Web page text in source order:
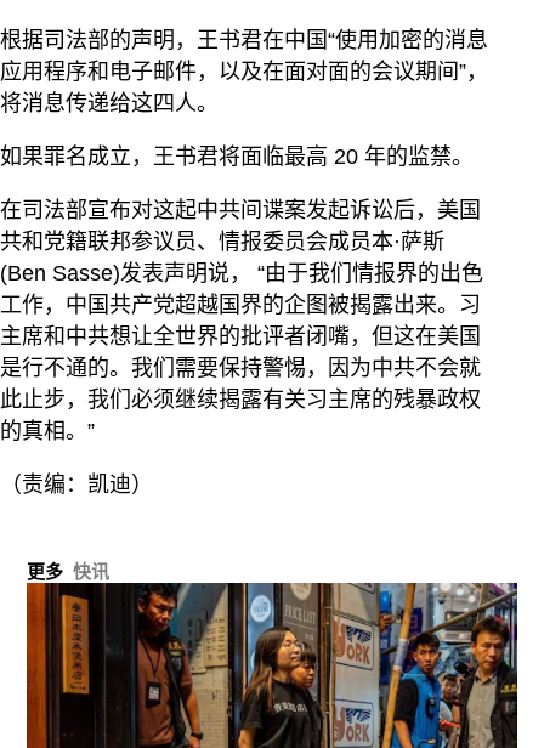
根据司法部的声明，王书君在中国“使用加密的消息
应用程序和电子邮件，以及在面对面的会议期间”，
将消息传递给这四人。
如果罪名成立，王书君将面临最高 20 年的监禁。
在司法部宣布对这起中共间谍案发起诉讼后，美国
共和党籍联邦参议员、情报委员会成员本·萨斯
(Ben Sasse)发表声明说， “由于我们情报界的出色
工作，中国共产党超越国界的企图被揭露出来。习
主席和中共想让全世界的批评者闭嘴，但这在美国
是行不通的。我们需要保持警惕，因为中共不会就
此止步，我们必须继续揭露有关习主席的残暴政权
的真相。”
（责编：凯迪）
更多 快讯